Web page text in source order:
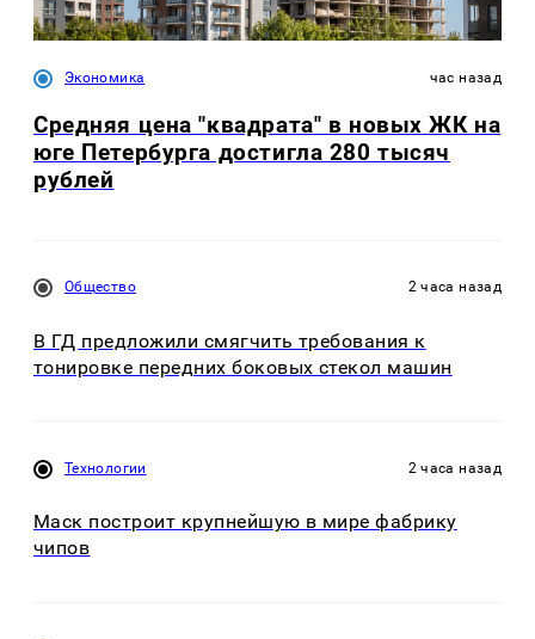
Экономика час назад
Средняя цена "квадрата" в новых ЖК на
юге Петербурга достигла 280 тысяч
рублей
Общество 2 часа назад
В ГД предложили смягчить требования к
тонировке передних боковых стекол машин
Технологии 2 часа назад
Маск построит крупнейшую в мире фабрику
чипов